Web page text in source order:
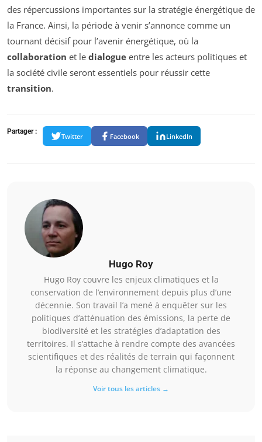
des répercussions importantes sur la stratégie énergétique de
la France. Ainsi, la période à venir s’annonce comme un
tournant décisif pour l’avenir énergétique, où la
collaboration et le dialogue entre les acteurs politiques et
la société civile seront essentiels pour réussir cette
transition.
Partager :
Twitter Facebook LinkedIn
Hugo Roy
Hugo Roy couvre les enjeux climatiques et la
conservation de l’environnement depuis plus d’une
décennie. Son travail l’a mené à enquêter sur les
politiques d’atténuation des émissions, la perte de
biodiversité et les stratégies d’adaptation des
territoires. Il s’attache à rendre compte des avancées
scientifiques et des réalités de terrain qui façonnent
la réponse au changement climatique.
Voir tous les articles →